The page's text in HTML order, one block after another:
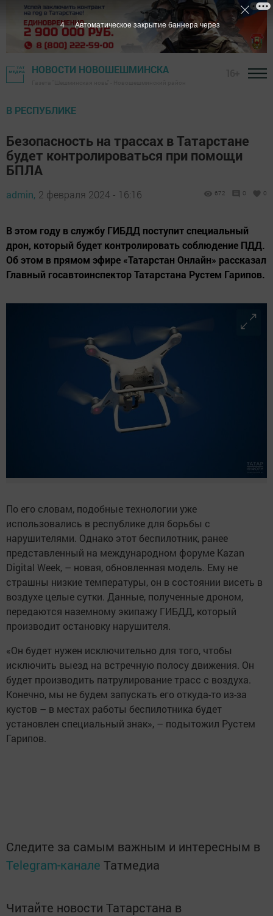
НОВОСТИ НОВОШЕШМИНСКА
В РЕСПУБЛИКЕ
Безопасность на трассах в Татарстане
будет контролироваться при помощи
БПЛА
admin, 2 февраля 2024 - 16:16 672 0 0
В этом году в службу ГИБДД поступит специальный
дрон, который будет контролировать соблюдение ПДД.
Об этом в прямом эфире «Татарстан Онлайн» рассказал
Главный госавтоинспектор Татарстана Рустем Гарипов.
По его словам, подобные технологии уже
использовались в республике для борьбы с
нарушителями. Однако этот беспилотник, ранее
представленный на международном форуме Kazan
Digital Week, – новая, обновленная модель. Ему не
страшны низкие температуры, он в состоянии висеть в
воздухе целые сутки. Данные, полученные дроном,
передаются наземному экипажу ГИБДД, который
производит остановку нарушителя.
«Он будет нужен исключительно для того, чтобы
исключить выезд на встречную полосу движения. Он
будет производить патрулирование трасс с воздуха.
Конечно, мы не будем запускать его откуда-то из-за
кустов – в местах работы беспилотника будет
установлен специальный знак», – подытожил Рустем
Гарипов.
Следите за самым важным и интересным в
Telegram-канале Татмедиа
Читайте новости Татарстана в
3 Автоматическое закрытие баннера через